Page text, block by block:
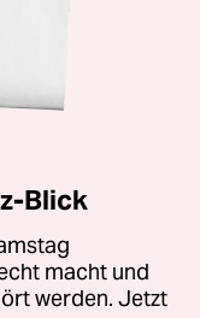
Blick
macht und
werden. Jetzt